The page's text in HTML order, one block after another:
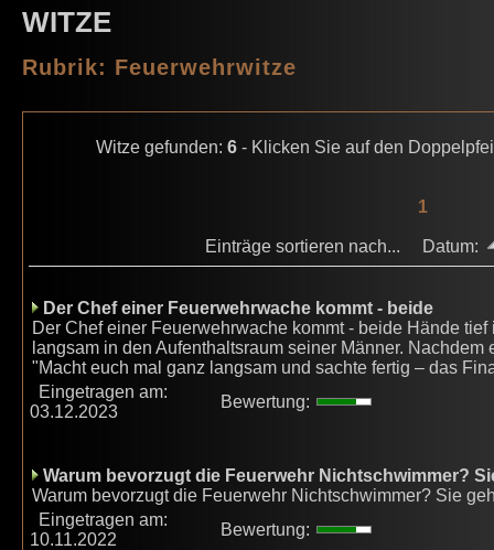
WITZE
Rubrik: Feuerwehrwitze
Witze gefunden: 6 - Klicken Sie auf den
1
Einträge sortieren nach... Datum:
Der Chef einer Feuerwehrwache kommt - beide
Der Chef einer Feuerwehrwache kommt - beide Hände
langsam in den Aufenthaltsraum seiner Männer.
"Macht euch mal ganz langsam und sachte fertig – das
Eingetragen am:
03.12.2023
Bewertung:
Warum bevorzugt die Feuerwehr Nichtschwimmer?
Warum bevorzugt die Feuerwehr Nichtschwimmer? Sie
Eingetragen am:
10.11.2022
Bewertung: